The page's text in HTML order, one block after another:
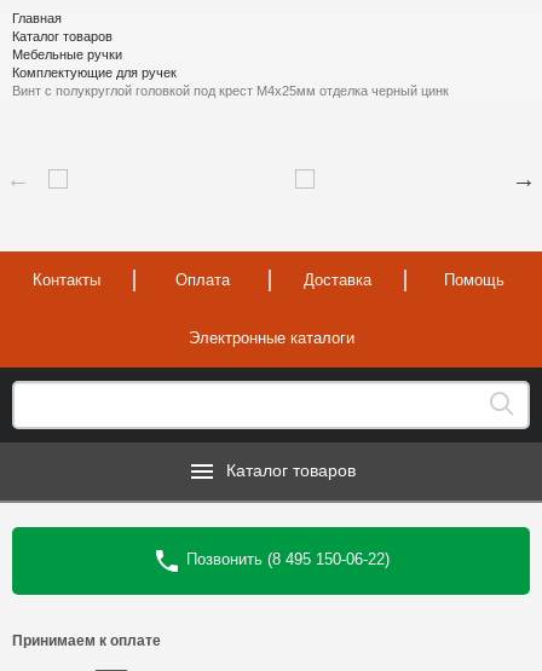
Главная
Каталог товаров
Мебельные ручки
Комплектующие для ручек
Винт с полукруглой головкой под крест М4х25мм отделка черный цинк
Контакты Оплата Доставка Помощь
Электронные каталоги
Каталог товаров
Позвонить (8 495 150-06-22)
Принимаем к оплате